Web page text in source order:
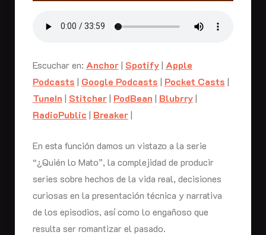
Escuchar en: Anchor| Spotify| Apple
Podcasts | Google Podcasts | Pocket Casts |
TuneIn | Stitcher| PodBean | Blubrry|
RadioPublic | Breaker|
En esta función damos un vistazo a la serie
“¿Quién lo Mato”, la complejidad de producir
series sobre hechos de la vida real, decisiones
curiosas en la presentación técnica y narrativa
de los episodios, así como lo engañoso que
resulta ser romantizar el pasado.